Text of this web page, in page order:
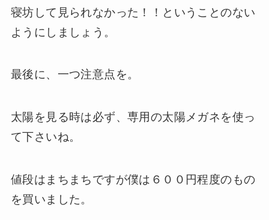
寝坊して見られなかった！！ということのない
ようにしましょう。
最後に、一つ注意点を。
太陽を見る時は必ず、専用の太陽メガネを使っ
て下さいね。
値段はまちまちですが僕は６００円程度のもの
を買いました。